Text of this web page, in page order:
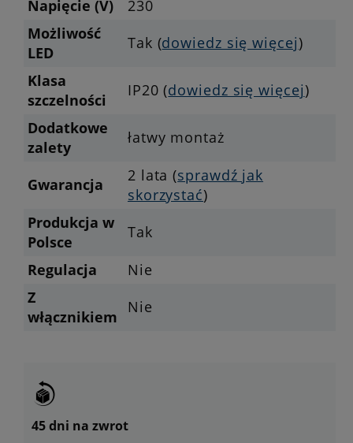
Napięcie (V)
230
Możliwość
LED
Tak (dowiedz się więcej)
Klasa
szczelności
IP20 (dowiedz się więcej)
Dodatkowe
zalety
łatwy montaż
Gwarancja 2 lata (sprawdź jak
skorzystać)
Produkcja w
Polsce
Tak
Regulacja
Nie
Z
włącznikiem
Nie
45 dni na zwrot